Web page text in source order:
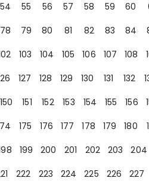
54 55 56 57 58 59 60
78 79 80 81 82 83 84
103 104 105 106 107 108
127 128 129 130 131 132
150 151 152 153 154 155 156
175 176 177 178 179 180
199 200 201 202 203 204
222 223 224 225 226 227